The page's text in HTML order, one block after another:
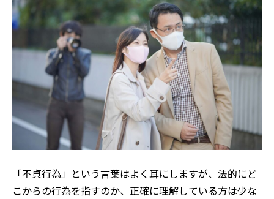
「不貞行為」という言葉はよく耳にしますが、法的にど
こからの行為を指すのか、正確に理解している方は少な